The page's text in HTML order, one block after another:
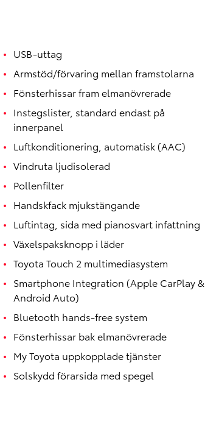
USB-uttag
Armstöd/förvaring mellan framstolarna
Fönsterhissar fram elmanövrerade
Instegslister, standard endast på
innerpanel
Luftkonditionering, automatisk (AAC)
Vindruta ljudisolerad
Pollenfilter
Handskfack mjukstängande
Luftintag, sida med pianosvart infattning
Växelspaksknopp i läder
Toyota Touch 2 multimediasystem
Smartphone Integration (Apple CarPlay &
Android Auto)
Bluetooth hands-free system
Fönsterhissar bak elmanövrerade
My Toyota uppkopplade tjänster
Solskydd förarsida med spegel